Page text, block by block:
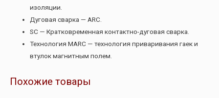
изоляции.
Дуговая сварка — ARC.
SC — Кратковременная контактно-дуговая сварка.
Технология MARC — технология приваривания гаек и
втулок магнитным полем.
Похожие товары